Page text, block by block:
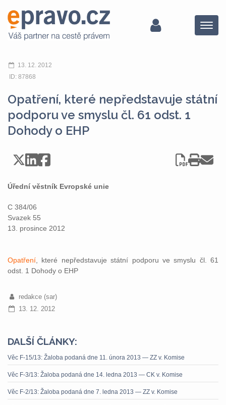
Menu
13. 12. 2012
ID: 87868
Opatření, které nepředstavuje státní
podporu ve smyslu čl. 61 odst. 1
Dohody o EHP
Úřední věstník Evropské unie
C 384/06
Svazek 55
13. prosince 2012
Opatření , které nepředstavuje státní podporu ve smyslu čl. 61
odst. 1 Dohody o EHP
redakce (sar)
13. 12. 2012
DALŠÍ ČLÁNKY:
Věc F-15/13: Žaloba podaná dne 11. února 2013 — ZZ v. Komise
Věc F-3/13: Žaloba podaná dne 14. ledna 2013 — CK v. Komise
Věc F-2/13: Žaloba podaná dne 7. ledna 2013 — ZZ v. Komise